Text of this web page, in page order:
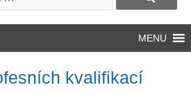
MENU
kvalifikací